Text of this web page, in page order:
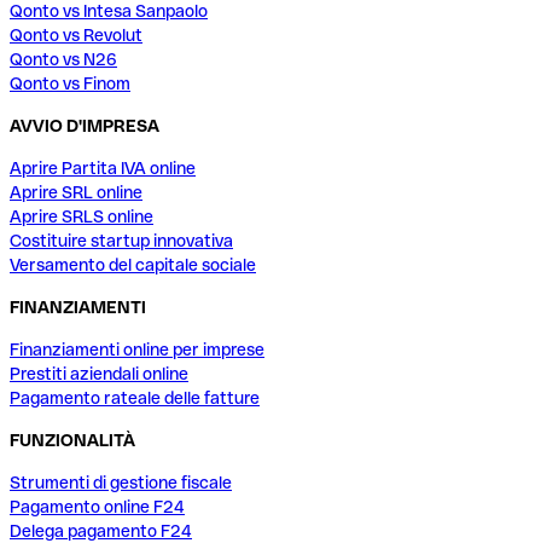
Qonto vs Intesa Sanpaolo
Qonto vs Revolut
Qonto vs N26
Qonto vs Finom
AVVIO D'IMPRESA
Aprire Partita IVA online
Aprire SRL online
Aprire SRLS online
Costituire startup innovativa
Versamento del capitale sociale
FINANZIAMENTI
Finanziamenti online per imprese
Prestiti aziendali online
Pagamento rateale delle fatture
FUNZIONALITÀ
Strumenti di gestione fiscale
Pagamento online F24
Delega pagamento F24